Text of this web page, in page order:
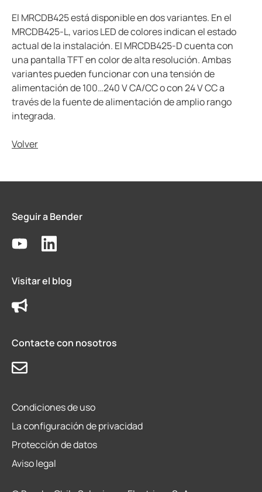
El MRCDB425 está disponible en dos variantes. En el
MRCDB425-L, varios LED de colores indican el estado
actual de la instalación. El MRCDB425-D cuenta con
una pantalla TFT en color de alta resolución. Ambas
variantes pueden funcionar con una tensión de
alimentación de 100…240 V CA/CC o con 24 V CC a
través de la fuente de alimentación de amplio rango
integrada.
Volver
Seguir a Bender
Visitar el blog
Contacte con nosotros
Condiciones de uso
La configuración de privacidad
Protección de datos
Aviso legal